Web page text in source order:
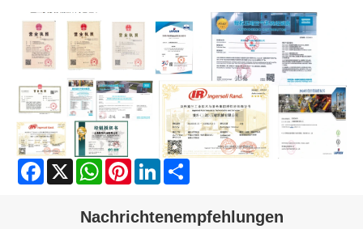
Facebook
X WhatsApp
PinterestLinkedIn
Nachrichtenempfehlungen